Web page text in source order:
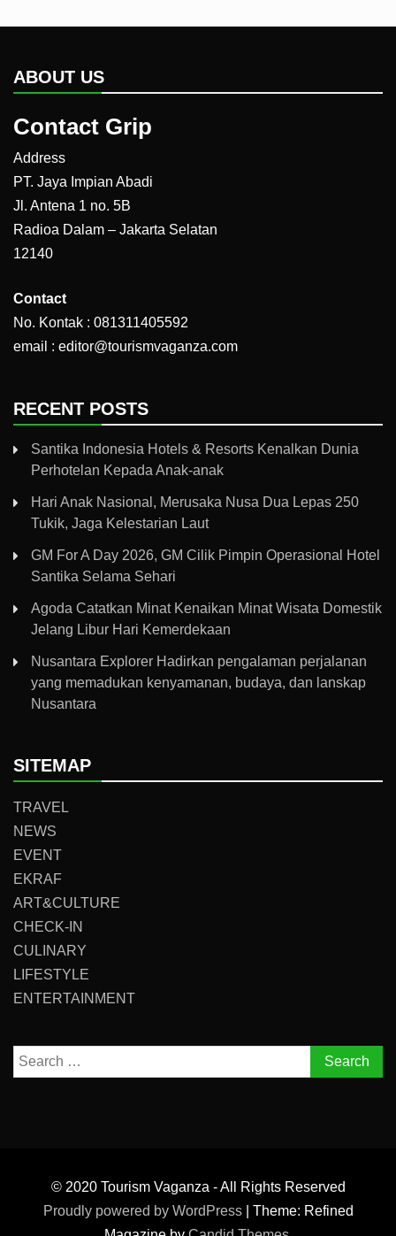
ABOUT US
Contact Grip
Address
PT. Jaya Impian Abadi
Jl. Antena 1 no. 5B
Radioa Dalam – Jakarta Selatan
12140
Contact
No. Kontak : 081311405592
email : editor@tourismvaganza.com
RECENT POSTS
Santika Indonesia Hotels & Resorts Kenalkan Dunia
Perhotelan Kepada Anak-anak
Hari Anak Nasional, Merusaka Nusa Dua Lepas 250
Tukik, Jaga Kelestarian Laut
GM For A Day 2026, GM Cilik Pimpin Operasional Hotel
Santika Selama Sehari
Agoda Catatkan Minat Kenaikan Minat Wisata Domestik
Jelang Libur Hari Kemerdekaan
Nusantara Explorer Hadirkan pengalaman perjalanan
yang memadukan kenyamanan, budaya, dan lanskap
Nusantara
SITEMAP
TRAVEL
NEWS
EVENT
EKRAF
ART&CULTURE
CHECK-IN
CULINARY
LIFESTYLE
ENTERTAINMENT
Search
for:
© 2020 Tourism Vaganza - All Rights Reserved
Proudly powered by WordPress
Theme: Refined